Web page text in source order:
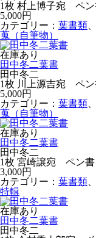
1枚 村上博子宛 ペ
5,000円
カテゴリー： 葉書類
蒐（自筆物）
在庫あり
田中冬二葉書
田中冬二
1枚 川上源吉宛 ペ
5,000円
カテゴリー： 葉書類
蒐（自筆物）
在庫あり
田中冬二葉書
田中冬二
1枚 宮崎譲宛 ペン
3,000円
カテゴリー： 葉書類
特輯
在庫あり
田中冬二葉書
田中冬二